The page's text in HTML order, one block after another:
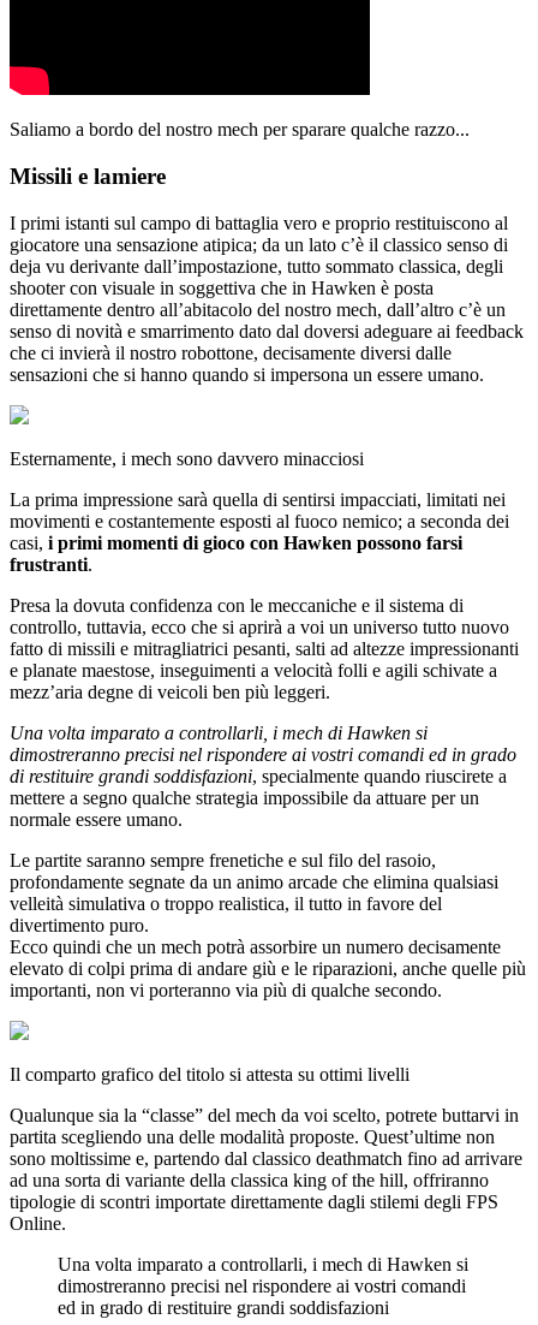
Saliamo a bordo del nostro mech per sparare qualche razzo...
Missili e lamiere
I primi istanti sul campo di battaglia vero e proprio restituiscono al
giocatore una sensazione atipica; da un lato c’è il classico senso di
deja vu derivante dall’impostazione, tutto sommato classica, degli
shooter con visuale in soggettiva che in Hawken è posta
direttamente dentro all’abitacolo del nostro mech, dall’altro c’è un
senso di novità e smarrimento dato dal doversi adeguare ai feedback
che ci invierà il nostro robottone, decisamente diversi dalle
sensazioni che si hanno quando si impersona un essere umano.
Esternamente, i mech sono davvero minacciosi
La prima impressione sarà quella di sentirsi impacciati, limitati nei
movimenti e costantemente esposti al fuoco nemico; a seconda dei
casi, i primi momenti di gioco con Hawken possono farsi
frustranti.
Presa la dovuta confidenza con le meccaniche e il sistema di
controllo, tuttavia, ecco che si aprirà a voi un universo tutto nuovo
fatto di missili e mitragliatrici pesanti, salti ad altezze impressionanti
e planate maestose, inseguimenti a velocità folli e agili schivate a
mezz’aria degne di veicoli ben più leggeri.
Una volta imparato a controllarli, i mech di Hawken si
dimostreranno precisi nel rispondere ai vostri comandi ed in grado
di restituire grandi soddisfazioni, specialmente quando riuscirete a
mettere a segno qualche strategia impossibile da attuare per un
normale essere umano.
Le partite saranno sempre frenetiche e sul filo del rasoio,
profondamente segnate da un animo arcade che elimina qualsiasi
velleità simulativa o troppo realistica, il tutto in favore del
divertimento puro.
Ecco quindi che un mech potrà assorbire un numero decisamente
elevato di colpi prima di andare giù e le riparazioni, anche quelle più
importanti, non vi porteranno via più di qualche secondo.
Il comparto grafico del titolo si attesta su ottimi livelli
Qualunque sia la “classe” del mech da voi scelto, potrete buttarvi in
partita scegliendo una delle modalità proposte. Quest’ultime non
sono moltissime e, partendo dal classico deathmatch fino ad arrivare
ad una sorta di variante della classica king of the hill, offriranno
tipologie di scontri importate direttamente dagli stilemi degli FPS
Online.
Una volta imparato a controllarli, i mech di Hawken si
dimostreranno precisi nel rispondere ai vostri comandi
ed in grado di restituire grandi soddisfazioni